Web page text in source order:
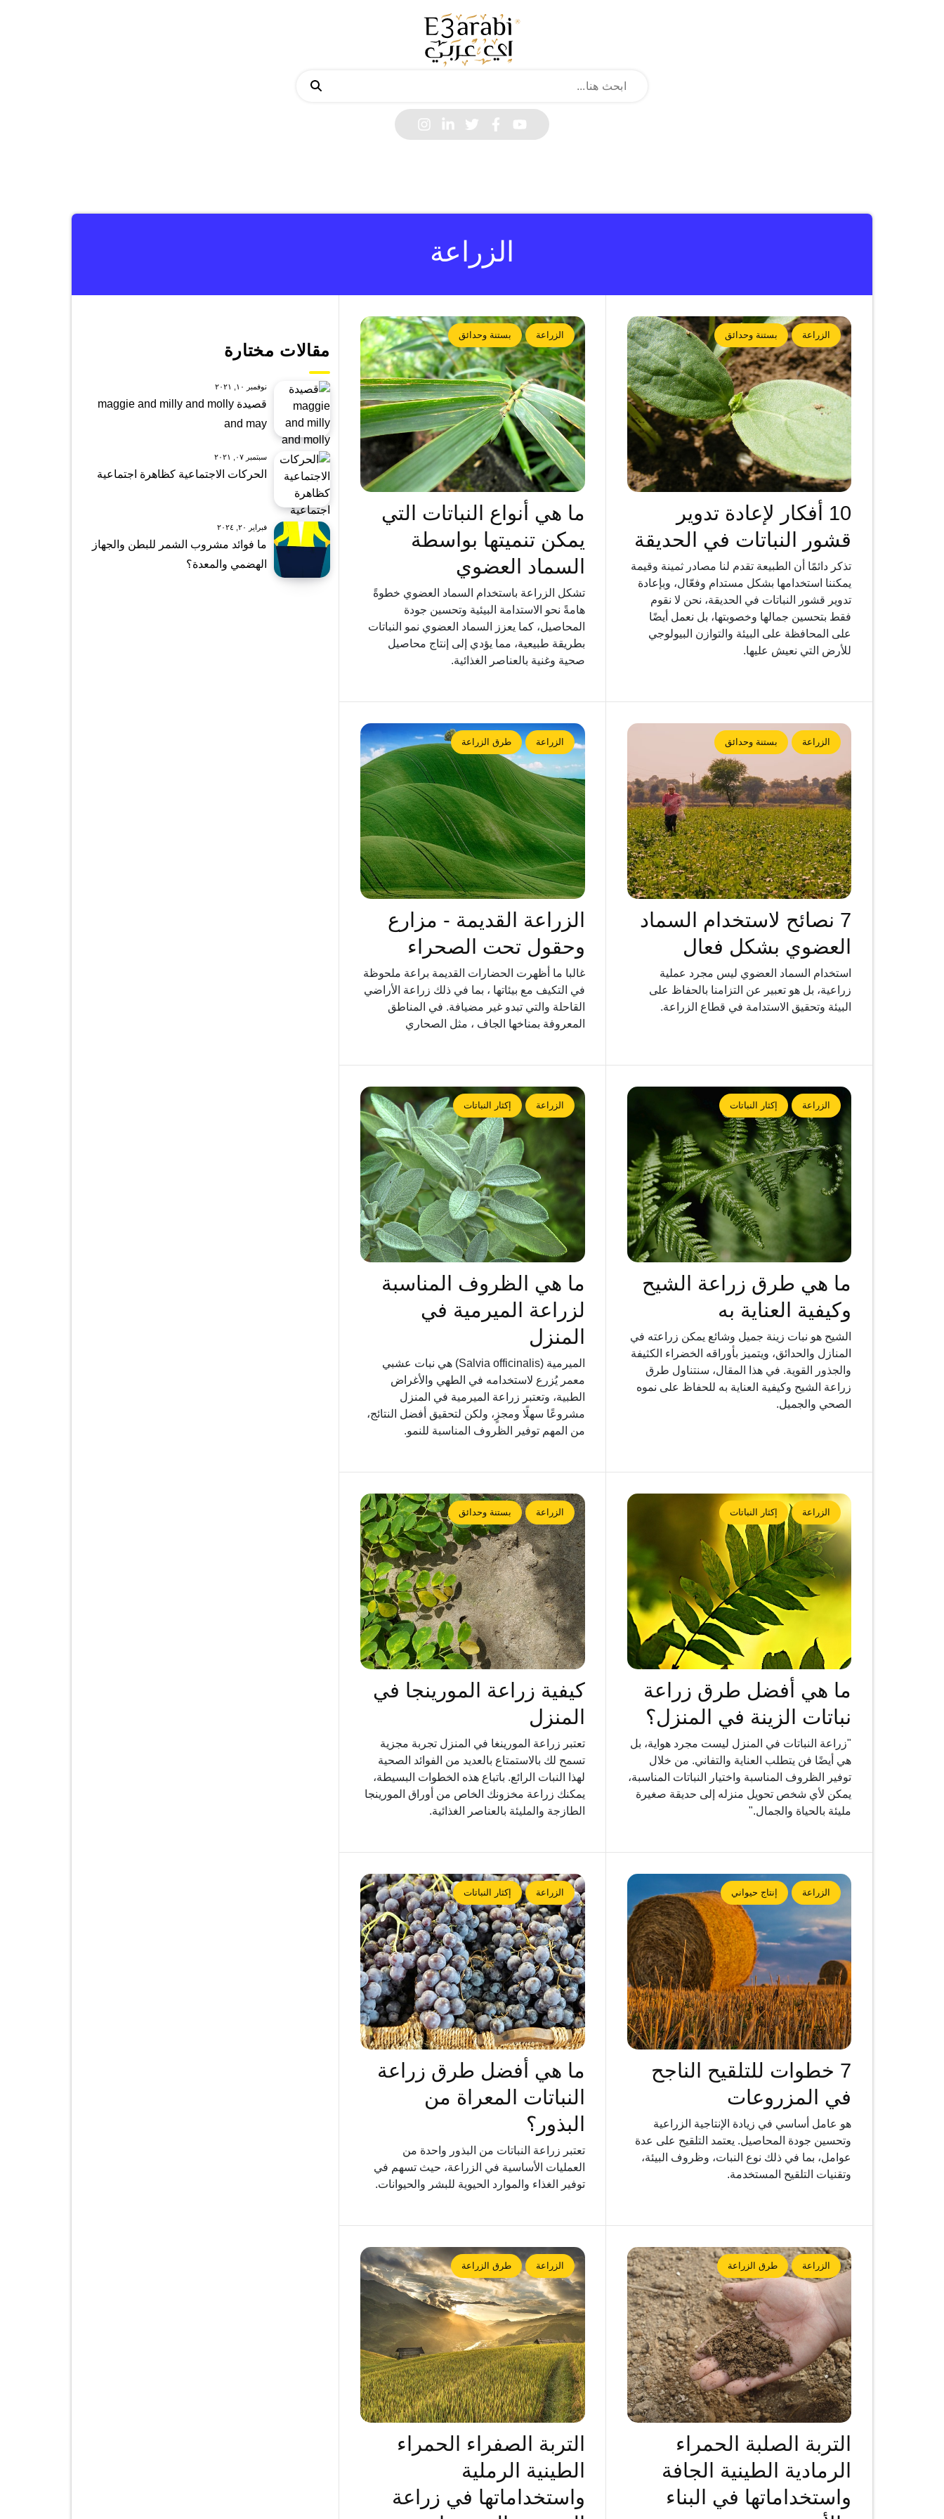
الزراعة
الزراعة بستنة وحدائق
10 أفكار لإعادة تدوير
قشور النباتات في الحديقة
تذكر دائمًا أن الطبيعة تقدم لنا مصادر ثمينة وقيمة
يمكننا استخدامها بشكل مستدام وفعّال، وبإعادة
تدوير قشور النباتات في الحديقة، نحن لا نقوم
فقط بتحسين جمالها وخصوبتها، بل نعمل أيضًا
على المحافظة على البيئة والتوازن البيولوجي
للأرض التي نعيش عليها.
الزراعة بستنة وحدائق
ما هي أنواع النباتات التي
يمكن تنميتها بواسطة
السماد العضوي
تشكل الزراعة باستخدام السماد العضوي خطوةً
هامةً نحو الاستدامة البيئية وتحسين جودة
المحاصيل، كما يعزز السماد العضوي نمو النباتات
بطريقة طبيعية، مما يؤدي إلى إنتاج محاصيل
صحية وغنية بالعناصر الغذائية.
الزراعة بستنة وحدائق
7 نصائح لاستخدام السماد
العضوي بشكل فعال
استخدام السماد العضوي ليس مجرد عملية
زراعية، بل هو تعبير عن التزامنا بالحفاظ على
البيئة وتحقيق الاستدامة في قطاع الزراعة.
الزراعة طرق الزراعة
الزراعة القديمة - مزارع
وحقول تحت الصحراء
غالبا ما أظهرت الحضارات القديمة براعة ملحوظة
في التكيف مع بيئاتها ، بما في ذلك زراعة الأراضي
القاحلة والتي تبدو غير مضيافة. في المناطق
المعروفة بمناخها الجاف ، مثل الصحاري
الزراعة إكثار النباتات
ما هي طرق زراعة الشيح
وكيفية العناية به
الشيح هو نبات زينة جميل وشائع يمكن زراعته في
المنازل والحدائق، ويتميز بأوراقه الخضراء الكثيفة
والجذور القوية. في هذا المقال، سنتناول طرق
زراعة الشيح وكيفية العناية به للحفاظ على نموه
الصحي والجميل.
الزراعة إكثار النباتات
ما هي الظروف المناسبة
لزراعة الميرمية في
المنزل
الميرمية (Salvia officinalis) هي نبات عشبي
معمر يُزرع لاستخدامه في الطهي والأغراض
الطبية، وتعتبر زراعة الميرمية في المنزل
مشروعًا سهلًا ومجزٍ، ولكن لتحقيق أفضل النتائج،
من المهم توفير الظروف المناسبة للنمو.
الزراعة إكثار النباتات
ما هي أفضل طرق زراعة
نباتات الزينة في المنزل؟
"زراعة النباتات في المنزل ليست مجرد هواية، بل
هي أيضًا فن يتطلب العناية والتفاني. من خلال
توفير الظروف المناسبة واختيار النباتات المناسبة،
يمكن لأي شخص تحويل منزله إلى حديقة صغيرة
مليئة بالحياة والجمال."
الزراعة بستنة وحدائق
كيفية زراعة المورينجا في
المنزل
تعتبر زراعة المورينغا في المنزل تجربة مجزية
تسمح لك بالاستمتاع بالعديد من الفوائد الصحية
لهذا النبات الرائع. باتباع هذه الخطوات البسيطة،
يمكنك زراعة مخزونك الخاص من أوراق المورينجا
الطازجة والمليئة بالعناصر الغذائية.
الزراعة إنتاج حيواني
7 خطوات للتلقيح الناجح
في المزروعات
هو عامل أساسي في زيادة الإنتاجية الزراعية
وتحسين جودة المحاصيل. يعتمد التلقيح على عدة
عوامل، بما في ذلك نوع النبات، وظروف البيئة،
وتقنيات التلقيح المستخدمة.
الزراعة إكثار النباتات
ما هي أفضل طرق زراعة
النباتات المعراة من
البذور؟
تعتبر زراعة النباتات من البذور واحدة من
العمليات الأساسية في الزراعة، حيث تسهم في
توفير الغذاء والموارد الحيوية للبشر والحيوانات.
الزراعة طرق الزراعة
التربة الصلبة الحمراء
الرمادية الطينية الجافة
واستخداماتها في البناء
الزراعة طرق الزراعة
التربة الصفراء الحمراء
الطينية الرملية
واستخداماتها في زراعة
مقالات مختارة
نوفمبر ١٠, ٢٠٢١
قصيدة maggie and milly and molly
and may
سبتمبر ٠٧, ٢٠٢١
الحركات الاجتماعية كظاهرة اجتماعية
فبراير ٢٠, ٢٠٢٤
ما فوائد مشروب الشمر للبطن والجهاز
الهضمي والمعدة؟